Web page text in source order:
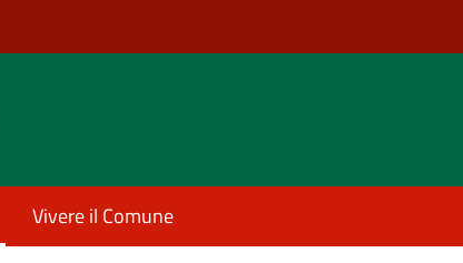
Vivere il Comune